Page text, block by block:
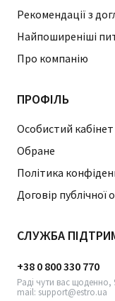
Рекомендації з
Найпоширеніші
Про компанію
ПРОФІЛЬ
Особистий кабінет
Обране
Політика
Договір публічної
СЛУЖБА
+38 0 800 330 770
Раді чути вас щоденно,
mail: support@estro.ua